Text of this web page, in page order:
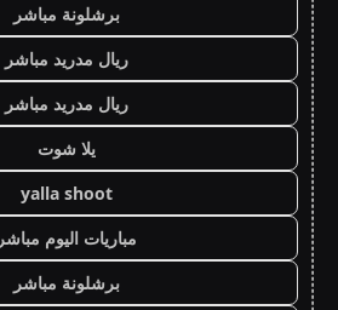
برشلونة مباشر
ريال مدريد مباشر
ريال مدريد مباشر
يلا شوت
yalla shoot
مباريات اليوم مباشر
برشلونة مباشر